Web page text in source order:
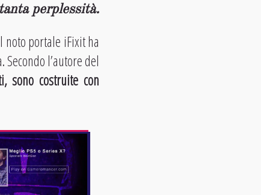
perplessità.
noto portale iFixit ha
l’autore del
sono costruite con